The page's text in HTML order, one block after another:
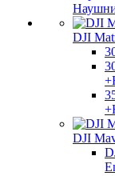
DJI
DJI